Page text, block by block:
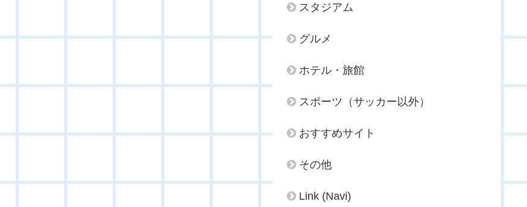
スタジアム
グルメ
ホテル・旅館
スポーツ（サッカー以外）
おすすめサイト
その他
Link (Navi)